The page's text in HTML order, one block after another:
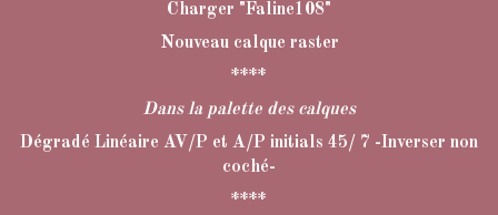
Charger "Faline108"
Nouveau calque raster
****
Dans la palette des calques
Dégradé Linéaire AV/P et A/P initials 45/ 7 -Inverser non
coché-
****